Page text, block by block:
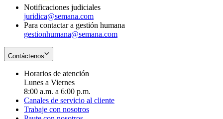
Notificaciones judiciales
juridica@semana.com
Para contactar a gestión humana
gestionhumana@semana.com
Contáctenos
Horarios de atención
Lunes a Viernes
8:00 a.m. a 6:00 p.m.
Canales de servicio al cliente
Trabaje con nosotros